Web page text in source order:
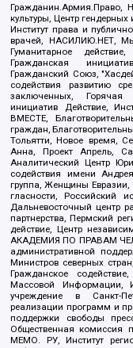
Гражданин.Армия.Право,
культуры, Центр
Институт права и
врачей, НАСИЛИЮ.НЕТ,
Гуманитарное
Гражданская
Гражданский Союз,
содействия развитию
заключенных, Горячая
инициатив Действие,
ВМЕСТЕ,
граждан,
Тольятти, Новое время,
Анна, Проект Апрель,
Аналитический Центр
содействия имени
группа, Женщины Евразии,
гласности, Российский
Дальневосточный центр
партнерства, Пермский
действие, Центр
АКАДЕМИЯ ПО ПРАВАМ
административной
Министров северных
Гражданское
Массовой Информации,
учреждение в Санкт-
реализации программ и
поддержки свободы
Общественная комиссия
МЕМО. РУ, Институт